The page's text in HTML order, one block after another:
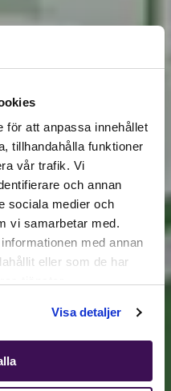
för att anpassa innehållet
tillhandahålla funktioner
vår trafik. Vi
och annan
sociala medier och
vi samarbetar med.
med annan
eller som de har
Visa detaljer